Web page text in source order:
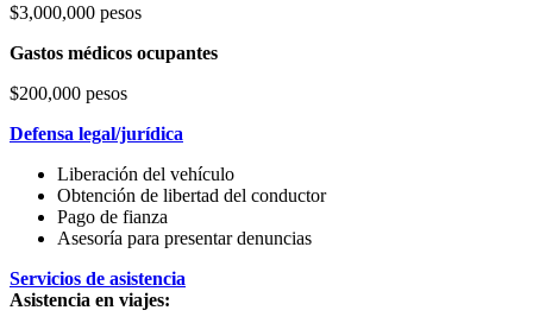
$3,000,000 pesos
Gastos médicos ocupantes
$200,000 pesos
Defensa legal/jurídica
Liberación del vehículo
Obtención de libertad del conductor
Pago de fianza
Asesoría para presentar denuncias
Servicios de asistencia
Asistencia en viajes: